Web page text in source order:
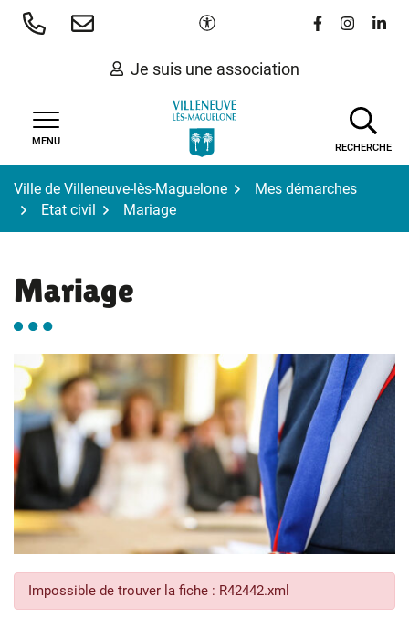
Aller
Paramètres d'accessibilité
Lien vers le
Lien vers
Lien
Je suis une association
MENU
RECHERCHE
Ville de Villeneuve-lès-Maguelone
Mes démarches
Etat civil
Mariage
Mariage
Impossible de trouver la fiche : R42442.xml